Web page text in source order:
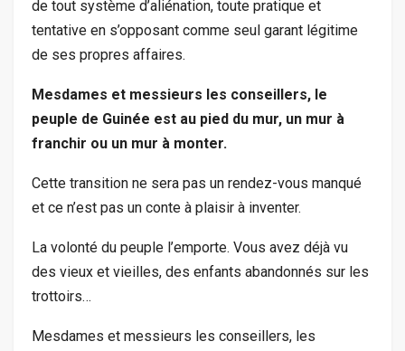
de tout système d’aliénation, toute pratique et
tentative en s’opposant comme seul garant légitime
de ses propres affaires.
Mesdames et messieurs les conseillers, le
peuple de Guinée est au pied du mur, un mur à
franchir ou un mur à monter.
Cette transition ne sera pas un rendez-vous manqué
et ce n’est pas un conte à plaisir à inventer.
La volonté du peuple l’emporte. Vous avez déjà vu
des vieux et vieilles, des enfants abandonnés sur les
trottoirs…
Mesdames et messieurs les conseillers, les